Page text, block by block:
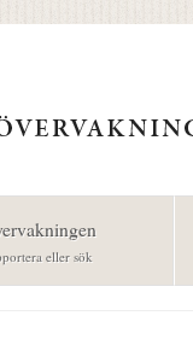
eller sök